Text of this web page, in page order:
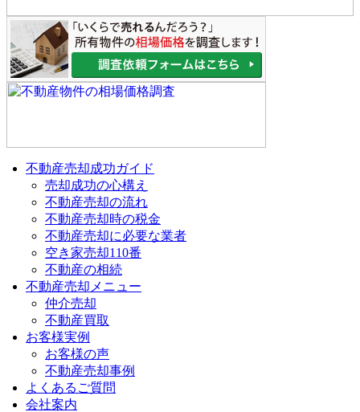
不動産売却成功ガイド
売却成功の心構え
不動産売却の流れ
不動産売却時の税金
不動産売却に必要な業者
空き家売却110番
不動産の相続
不動産売却メニュー
仲介売却
不動産買取
お客様実例
お客様の声
不動産売却事例
よくあるご質問
会社案内